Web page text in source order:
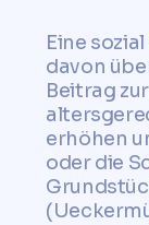
Eine
davon
Beitrag
erhöhen
oder die